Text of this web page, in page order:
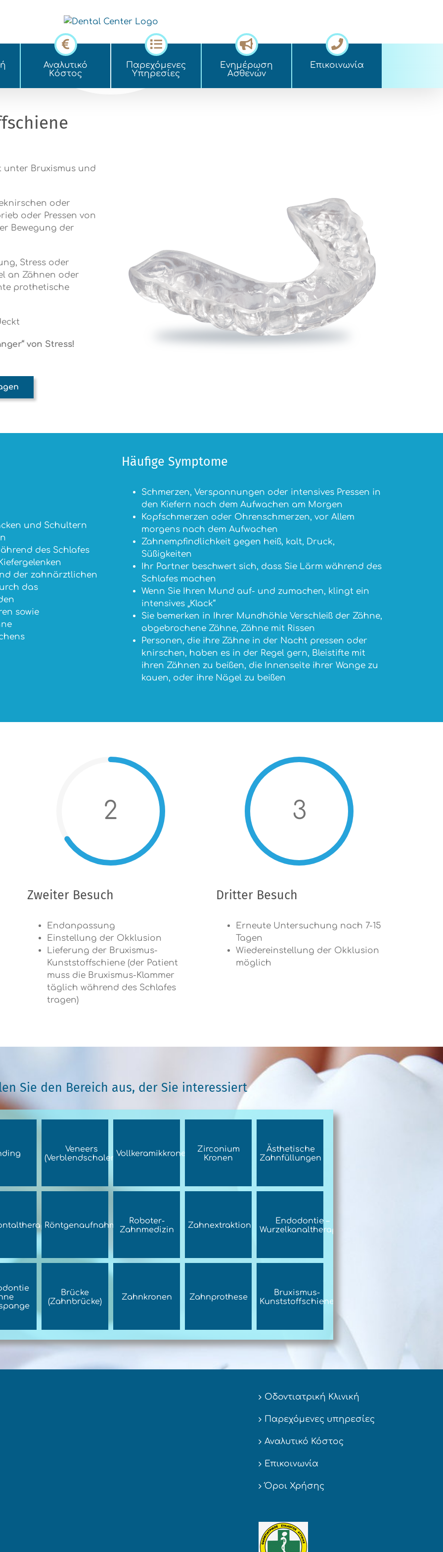
Αναλυτικό
Kόστος
Παρεχόμενες
Yπηρεσίες
Ενημέρωση
Ασθενών
Επικοινωνία
unter Bruxismus und
oder
oder Pressen von
Bewegung der
Stress oder
an Zähnen oder
prothetische
von Stress!
und Schultern
des Schlafes
der zahnärztlichen
das
sowie
Häufige Symptome
Schmerzen, Verspannungen oder intensives Pressen in
den Kiefern nach dem Aufwachen am Morgen
Kopfschmerzen oder Ohrenschmerzen, vor Allem
morgens nach dem Aufwachen
Zahnempfindlichkeit gegen heiß, kalt, Druck,
Süßigkeiten
Ihr Partner beschwert sich, dass Sie Lärm während des
Schlafes machen
Wenn Sie Ihren Mund auf- und zumachen, klingt ein
intensives „Klack“
Sie bemerken in Ihrer Mundhöhle Verschleiß der Zähne,
abgebrochene Zähne, Zähne mit Rissen
Personen, die ihre Zähne in der Nacht pressen oder
knirschen, haben es in der Regel gern, Bleistifte mit
ihren Zähnen zu beißen, die Innenseite ihrer Wange zu
kauen, oder ihre Nägel zu beißen
2
Zweiter Besuch
Endanpassung
Einstellung der Okklusion
Lieferung der Bruxismus-
Kunststoffschiene (der Patient
muss die Bruxismus-Klammer
täglich während des Schlafes
tragen)
3
Dritter Besuch
Erneute Untersuchung nach 7-15
Tagen
Wiedereinstellung der Okklusion
möglich
Sie den Bereich aus, der Sie interessiert
Veneers
(Verblendschalen) Vollkeramikkronen
Zirconium
Kronen
Ästhetische
Zahnfüllungen
Röntgenaufnahmen Roboter-
Zahnmedizin
Zahnextraktion
Endodontie –
Wurzelkanaltherapie
Brücke
(Zahnbrücke)
Zahnkronen Zahnprothese
Bruxismus-
Kunststoffschiene
Οδοντιατρική Κλινική
Παρεχόμενες υπηρεσίες
Αναλυτικό Κόστος
Επικοινωνία
Όροι Χρήσης